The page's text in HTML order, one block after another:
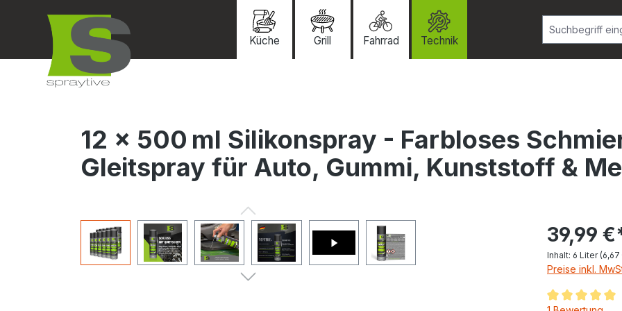
Zur Hauptnavigation springen
Küche Grill Fahrrad Technik
12 × 500 ml Silikonspray - Farbloses
Gleitspray für Auto, Gummi, Kunststoff &
Bildergalerie überspringen 39,99
Inhalt: 6 Liter (6,67
Preise inkl.